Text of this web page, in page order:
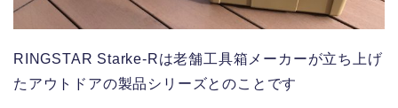
RINGSTAR Starke-Rは老舗工具箱メーカーが立ち上げ
たアウトドアの製品シリーズとのことです